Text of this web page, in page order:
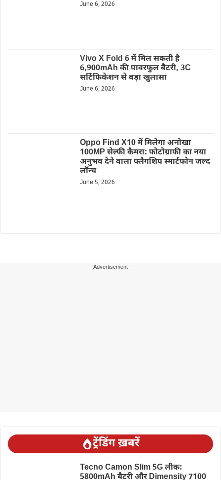
June 6, 2026
Vivo X Fold 6 में मिल सकती है
6,900mAh की पावरफुल बैटरी, 3C
सर्टिफिकेशन से बड़ा खुलासा
June 6, 2026
Oppo Find X10 में मिलेगा अनोखा
100MP सेल्फी कैमरा: फोटोग्राफी का नया
अनुभव देने वाला फ्लैगशिप स्मार्टफोन जल्द
लॉन्च
June 5, 2026
---Advertisement---
ट्रेंडिंग ख़बरें
Tecno Camon Slim 5G लीक:
5800mAh बैटरी और Dimensity 7100